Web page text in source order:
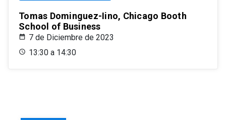
Tomas Dominguez-Iino, Chicago Booth
School of Business
7 de Diciembre de 2023
13:30 a 14:30